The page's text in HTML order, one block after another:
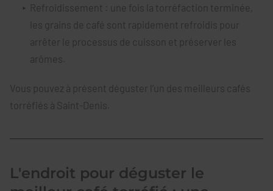
Refroidissement : une fois la torréfaction terminée,
les grains de café sont rapidement refroidis pour
arrêter le processus de cuisson et préserver les
arômes.
Vous pouvez à présent déguster l’un des meilleurs cafés
torréfiés à Saint-Denis.
L'endroit pour déguster le